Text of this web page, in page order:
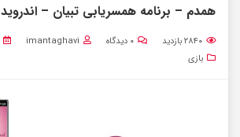
همدم – برنامه همسریابی تبیان – اندروید
۲۸۴۰بازدید ۰ دیدگاه imantaghavi
بازی